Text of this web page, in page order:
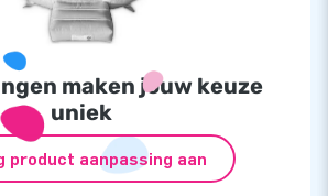
maken jouw keuze
uniek
product aanpassing aan